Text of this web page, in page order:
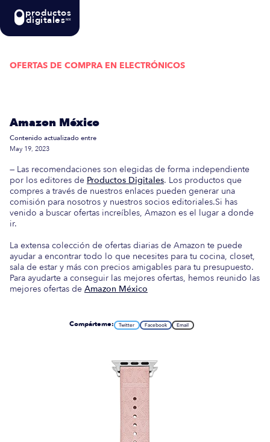
productos
digitalesMX
OFERTAS DE COMPRA EN ELECTRÓNICOS
Amazon México
Contenido actualizado entre
May 19, 2023
— Las recomendaciones son elegidas de forma independiente
por los editores de Productos Digitales. Los productos que
compres a través de nuestros enlaces pueden generar una
comisión para nosotros y nuestros socios editoriales.Si has
venido a buscar ofertas increíbles, Amazon es el lugar a donde
ir.
La extensa colección de ofertas diarias de Amazon te puede
ayudar a encontrar todo lo que necesites para tu cocina, closet,
sala de estar y más con precios amigables para tu presupuesto.
Para ayudarte a conseguir las mejores ofertas, hemos reunido las
mejores ofertas de Amazon México
Compárteme: Twitter Facebook Email